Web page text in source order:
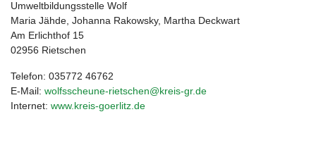
Umweltbildungsstelle Wolf
Maria Jähde, Johanna Rakowsky, Martha Deckwart
Am Erlichthof 15
02956 Rietschen
Telefon: 035772 46762
E-Mail: wolfsscheune-rietschen@kreis-gr.de
Internet: www.kreis-goerlitz.de